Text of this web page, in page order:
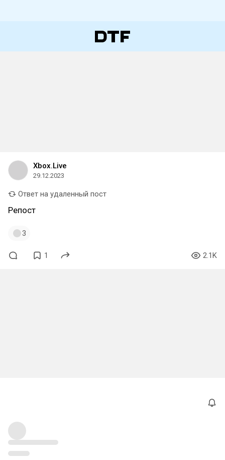
Xbox.Live
29.12.2023
Ответ на удаленный пост
Репост
3
1 2.1K